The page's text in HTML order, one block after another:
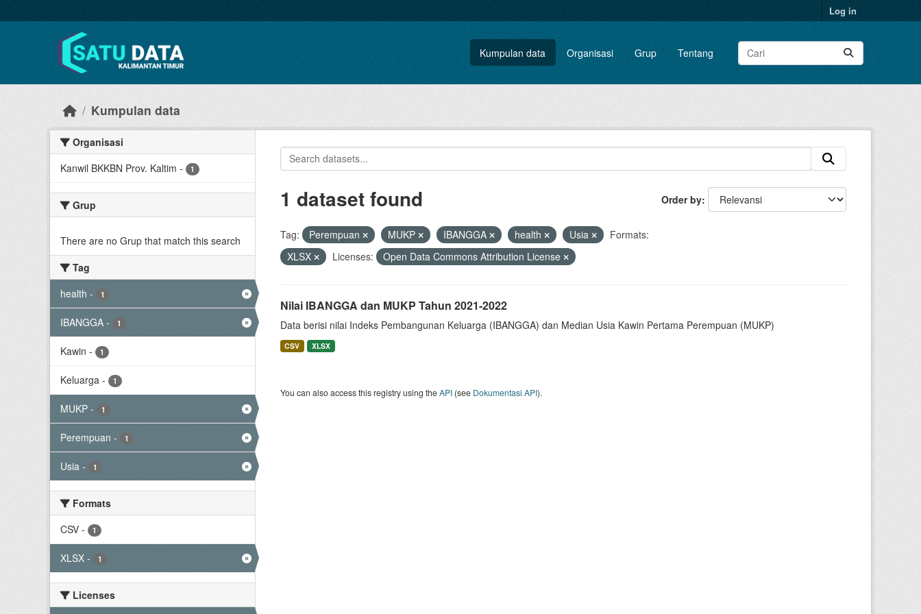
Log in
Kumpulan data Organisasi Grup Tentang
Kumpulan data
Organisasi
Kanwil BKKBN Prov. Kaltim - 1
Grup
There are no Grup that match this search
Tag
health - 1
IBANGGA - 1
Kawin - 1
Keluarga - 1
MUKP - 1
Perempuan - 1
Usia - 1
Formats
CSV - 1
XLSX - 1
Licenses
Order by
1 dataset found
Tag: Perempuan MUKP IBANGGA health Usia
Formats:
XLSX
Licenses: Open Data Commons Attribution License
Nilai IBANGGA dan MUKP Tahun 2021-2022
Data berisi nilai Indeks Pembangunan Keluarga (IBANGGA) dan Median Usia Kawin Pertama Perempuan (MUKP)
CSV XLSX
You can also access this registry using theAPI(see Dokumentasi API).